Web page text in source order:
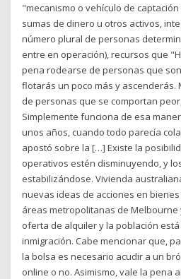
"mecanismo o vehículo de
sumas de dinero u otros activos,
número plural de personas
entre en operación), recursos que
pena rodearse de personas que
flotarás un poco más y
de personas que se comportan
Simplemente funciona de esa
unos años, cuando todo parecía
apostó sobre la […] Existe la
operativos estén disminuyendo, y
estabilizándose. Vivienda
nuevas ideas de acciones en
áreas metropolitanas de Melbourne
oferta de alquiler y la población
inmigración. Cabe mencionar que,
la bolsa es necesario acudir a un
online o no. Asimismo, vale la pena